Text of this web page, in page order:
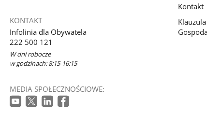
KONTAKT
Infolinia dla Obywatela
222 500 121
W dni robocze
w godzinach: 8:15-16:15
MEDIA SPOŁECZNOŚCIOWE:
Kontakt